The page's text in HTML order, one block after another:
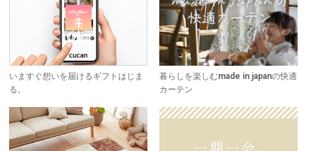
いますぐ想いを届けるギフトはじま
る。
暮らしを楽しむmade in japanの快適
カーテン